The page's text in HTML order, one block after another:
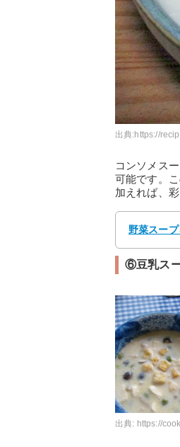
出典:https://
コンソメス
可能です。
加えれば、
野菜スー
⑥豆乳ス
出典: https://